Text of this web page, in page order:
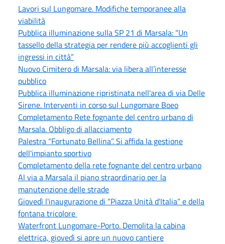
Lavori sul Lungomare. Modifiche temporanee alla
viabilità
Pubblica illuminazione sulla SP 21 di Marsala: “Un
tassello della strategia per rendere più accoglienti gli
ingressi in città”
Nuovo Cimitero di Marsala: via libera all’interesse
pubblico
Pubblica illuminazione ripristinata nell'area di via Delle
Sirene. Interventi in corso sul Lungomare Boeo
Completamento Rete fognante del centro urbano di
Marsala. Obbligo di allacciamento
Palestra “Fortunato Bellina”. Si affida la gestione
dell'impianto sportivo
Completamento della rete fognante del centro urbano
Al via a Marsala il piano straordinario per la
manutenzione delle strade
Giovedì l'inaugurazione di “Piazza Unità d'Italia” e della
fontana tricolore
Waterfront Lungomare-Porto. Demolita la cabina
elettrica, giovedì si apre un nuovo cantiere